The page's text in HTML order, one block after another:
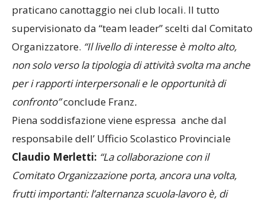
praticano canottaggio nei club locali. Il tutto
supervisionato da “team leader” scelti dal Comitato
Organizzatore. “Il livello di interesse è molto alto,
non solo verso la tipologia di attività svolta ma anche
per i rapporti interpersonali e le opportunità di
confronto”conclude Franz.
Piena soddisfazione viene espressa anche dal
responsabile dell’ Ufficio Scolastico Provinciale
Claudio Merletti: “La collaborazione con il
Comitato Organizzazione porta, ancora una volta,
frutti importanti: l’alternanza scuola-lavoro è, di